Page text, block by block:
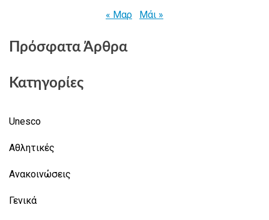
« Μαρ Μάι »
Πρόσφατα Άρθρα
Κατηγορίες
Unesco
Αθλητικές
Ανακοινώσεις
Γενικά